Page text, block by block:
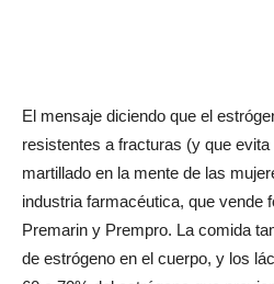
El mensaje diciendo que el
resistentes a fracturas (y que
martillado en la mente de las
industria farmacéutica, que vende
Premarin y Prempro. La comida
de estrógeno en el cuerpo, y los